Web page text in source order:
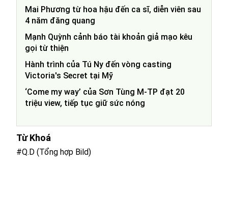
Mai Phương từ hoa hậu đến ca sĩ, diễn viên sau
4 năm đăng quang
Mạnh Quỳnh cảnh báo tài khoản giả mạo kêu
gọi từ thiện
Hành trình của Tú Ny đến vòng casting
Victoria's Secret tại Mỹ
‘Come my way’ của Sơn Tùng M-TP đạt 20
triệu view, tiếp tục giữ sức nóng
Từ Khoá
#Q.D (Tổng hợp Bild)